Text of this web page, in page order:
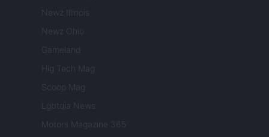
Newz Illinois
Newz Ohio
Gameland
Hig Tech Mag
Scoop Mag
Lgbtqia News
Motors Magazine 365